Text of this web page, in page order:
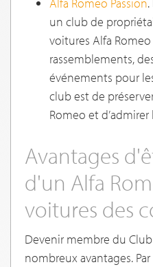
un club de
voitures Alfa
rassemblements,
événements pour
club est de
Romeo et
Avantages
d'un Alfa
voitures des
Devenir membre du
nombreux avantages.